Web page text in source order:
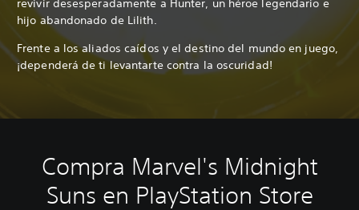
revivir desesperadamente a Hunter, un héroe legendario e
hijo abandonado de Lilith.
Frente a los aliados caídos y el destino del mundo en juego,
¡dependerá de ti levantarte contra la oscuridad!
Compra Marvel's Midnight
Suns en PlayStation Store